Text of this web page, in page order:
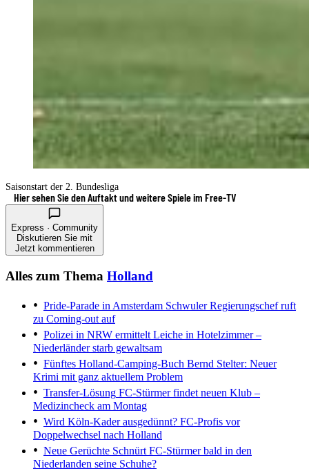
Saisonstart der 2. Bundesliga
Hier sehen Sie den Auftakt und weitere Spiele im Free-TV
Express · Community
Diskutieren Sie mit
Jetzt kommentieren
Alles zum Thema Holland
Pride-Parade in Amsterdam Schwuler Regierungschef ruft
zu Coming-out auf
Polizei in NRW ermittelt Leiche in Hotelzimmer –
Niederländer starb gewaltsam
Fünftes Holland-Camping-Buch Bernd Stelter: Neuer
Krimi mit ganz aktuellem Problem
Transfer-Lösung FC-Stürmer findet neuen Klub –
Medizincheck am Montag
Wird Köln-Kader ausgedünnt? FC-Profis vor
Doppelwechsel nach Holland
Neue Gerüchte Schnürt FC-Stürmer bald in den
Niederlanden seine Schuhe?